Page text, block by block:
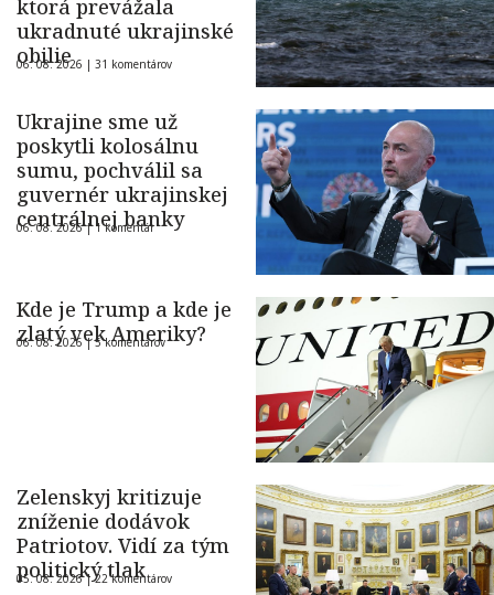
ktorá prevážala
ukradnuté ukrajinské
obilie
06. 08. 2026 | 31 komentárov
Ukrajine sme už
poskytli kolosálnu
sumu, pochválil sa
guvernér ukrajinskej
centrálnej banky
06. 08. 2026 |1 komentár
Kde je Trump a kde je
zlatý vek Ameriky?
06. 08. 2026 |5 komentárov
Zelenskyj kritizuje
zníženie dodávok
Patriotov. Vidí za tým
politický tlak
05. 08. 2026 |22 komentárov